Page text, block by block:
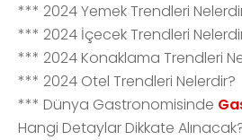
*** 2024 Yemek Trendleri
*** 2024 İçecek Trendleri
*** 2024 Konaklama Trendleri
*** 2024 Otel Trendleri Nelerdir?
*** Dünya Gastronomisinde
Hangi Detaylar Dikkate